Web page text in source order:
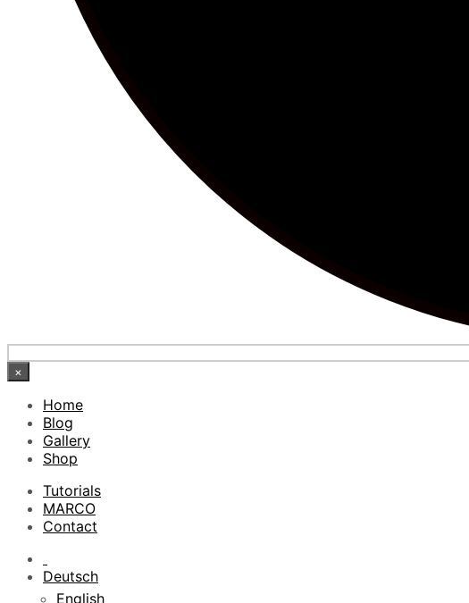
×
Home
Blog
Gallery
Shop
Tutorials
MARCO
Contact
Deutsch
English